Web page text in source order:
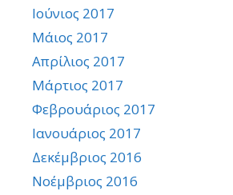
Ιούνιος 2017
Μάιος 2017
Απρίλιος 2017
Μάρτιος 2017
Φεβρουάριος 2017
Ιανουάριος 2017
Δεκέμβριος 2016
Νοέμβριος 2016